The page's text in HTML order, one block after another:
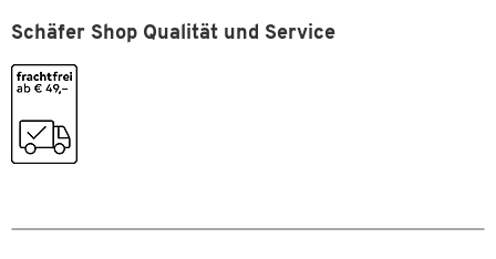
Maße
Schäfer Shop Qualität und Service